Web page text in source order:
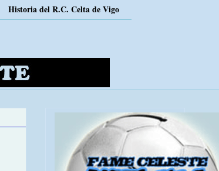
Historia del R.C. Celta de Vigo